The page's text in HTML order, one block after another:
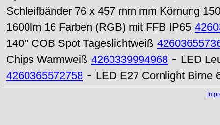
Schleifbänder 76 x 457 mm mm Körnung 150
1600lm 16 Farben (RGB) mit FFB IP65
140° COB Spot Tageslichtweiß
Chips Warmweiß 4260339994968 - LED
4260365572758 - LED E27 Cornlight Birne